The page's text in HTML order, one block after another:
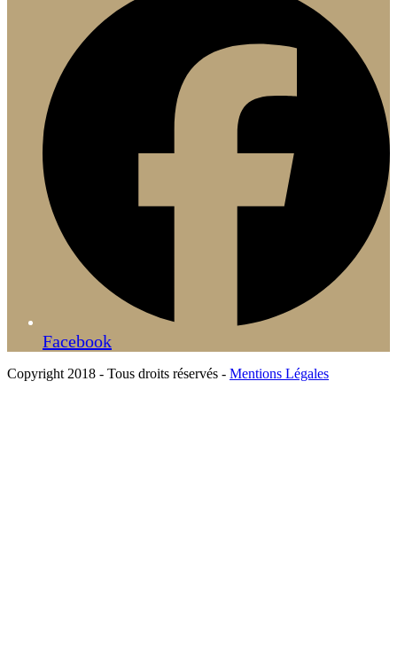
Facebook
Copyright 2018 - Tous droits réservés - Mentions Légales